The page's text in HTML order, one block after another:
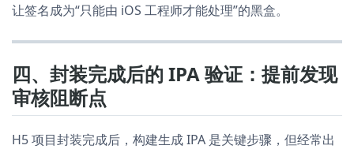
让签名成为“只能由 iOS 工程师才能处理”的黑盒。
四、封装完成后的 IPA 验证：提前发现
审核阻断点
H5 项目封装完成后，构建生成 IPA 是关键步骤，但经常出